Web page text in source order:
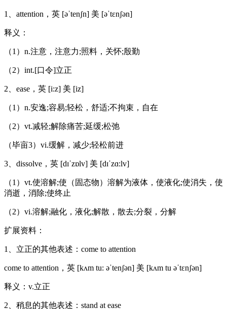
1、attention，英 [əˈtenʃn] 美 [əˈtɛnʃən]
释义：
（1）n.注意，注意力;照料，关怀;殷勤
（2）int.[口令]立正
2、ease，英 [i:z] 美 [iz]
（1）n.安逸;容易;轻松，舒适;不拘束，自在
（2）vt.减轻;解除痛苦;延缓;松弛
（毕亩3）vi.缓解，减少;轻松前进
3、dissolve，英 [dɪˈzɒlv] 美 [dɪˈzɑ:lv]
（1）vt.使溶解;使（固态物）溶解为液体，使液化;使消失，使
消逝，消除;使终止
（2）vi.溶解;融化，液化;解散，散去;分裂，分解
扩展资料：
1、立正的其他表述：come to attention
come to attention，英 [kʌm tu: əˈtenʃən] 美 [kʌm tu əˈtɛnʃən]
释义：v.立正
2、稍息的其他表述：stand at ease